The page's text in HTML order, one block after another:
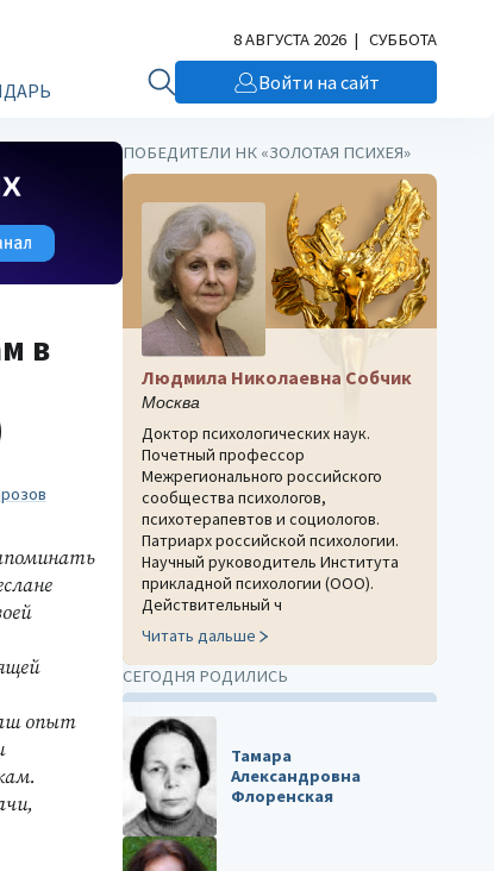
8 АВГУСТА 2026 | СУББОТА
Войти на сайт
в
опыт
ПОБЕДИТЕЛИ НК «ЗОЛОТАЯ ПСИХЕЯ»
Людмила Николаевна Собчик
Москва
Доктор психологических наук.
Почетный профессор
Межрегионального российского
сообщества психологов,
психотерапевтов и социологов.
Патриарх российской психологии.
Научный руководитель Института
прикладной психологии (ООО).
Действительный ч
Читать дальше
СЕГОДНЯ РОДИЛИСЬ
Тамара
Александровна
Флоренская